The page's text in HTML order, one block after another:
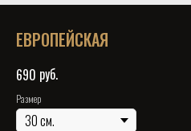
ЕВРОПЕЙСКАЯ
690 руб.
Размер